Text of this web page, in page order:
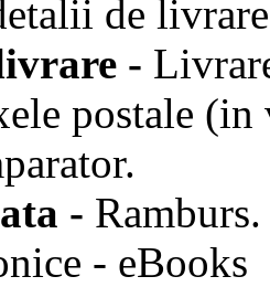
de
-
postale
- Ramburs.
- eBooks